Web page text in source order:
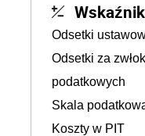
Odsetki
Odsetki za
podatkowych
Skala
Koszty w PIT